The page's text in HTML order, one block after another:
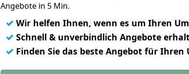
Angebote in 5 Min.
✓ Wir helfen Ihnen, wenn es um Ihren
✓ Schnell & unverbindlich Angebote
✓ Finden Sie das beste Angebot für Ihren